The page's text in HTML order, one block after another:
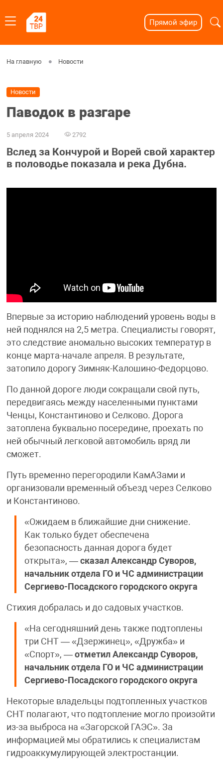
Прямой эфир
На главную Новости
Новости
Паводок в разгаре
5 апреля 2024 2792
Вслед за Кончурой и Ворей свой характер
в половодье показала и река Дубна.
Впервые за историю наблюдений уровень воды в
ней поднялся на 2,5 метра. Специалисты говорят,
это следствие аномально высоких температур в
конце марта-начале апреля. В результате,
затопило дорогу Зимняк-Калошино-Федорцово.
По данной дороге люди сокращали свой путь,
передвигаясь между населенными пунктами
Ченцы, Константиново и Селково. Дорога
затоплена буквально посередине, проехать по
ней обычный легковой автомобиль вряд ли
сможет.
Путь временно перегородили КамАЗами и
организовали временный объезд через Селково
и Константиново.
«Ожидаем в ближайшие дни снижение.
Как только будет обеспечена
безопасность данная дорога будет
открыта», — сказал Александр Суворов,
начальник отдела ГО и ЧС администрации
Сергиево-Посадского городского округа
Стихия добралась и до садовых участков.
«На сегодняшний день также подтоплены
три СНТ — «Дзержинец», «Дружба» и
«Спорт», — отметил Александр Суворов,
начальник отдела ГО и ЧС администрации
Сергиево-Посадского городского округа
Некоторые владельцы подтопленных участков
СНТ полагают, что подтопление могло произойти
из-за выброса на «Загорской ГАЭС». За
информацией мы обратились к специалистам
гидроаккумулирующей электростанции.